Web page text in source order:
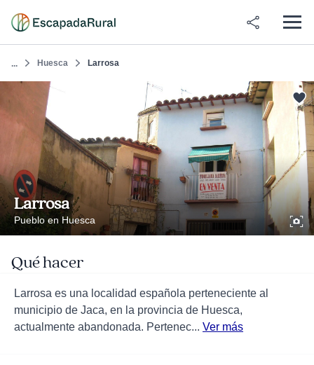
... Huesca Larrosa
Larrosa
Pueblo en Huesca
Qué hacer
Larrosa es una localidad española perteneciente al
municipio de Jaca, en la provincia de Huesca,
actualmente abandonada. Pertenec... Ver más